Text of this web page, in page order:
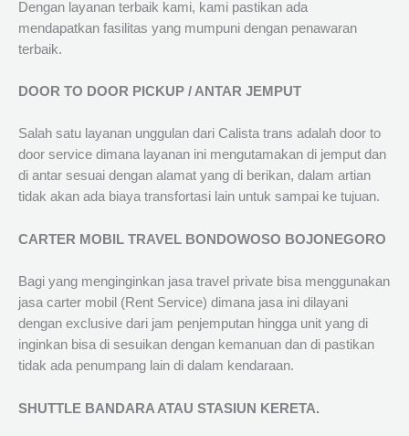
Dengan layanan terbaik kami, kami pastikan ada
mendapatkan fasilitas yang mumpuni dengan penawaran
terbaik.
DOOR TO DOOR PICKUP / ANTAR JEMPUT
Salah satu layanan unggulan dari Calista trans adalah door to
door service dimana layanan ini mengutamakan di jemput dan
di antar sesuai dengan alamat yang di berikan, dalam artian
tidak akan ada biaya transfortasi lain untuk sampai ke tujuan.
CARTER MOBIL TRAVEL BONDOWOSO BOJONEGORO
Bagi yang menginginkan jasa travel private bisa menggunakan
jasa carter mobil (Rent Service) dimana jasa ini dilayani
dengan exclusive dari jam penjemputan hingga unit yang di
inginkan bisa di sesuikan dengan kemanuan dan di pastikan
tidak ada penumpang lain di dalam kendaraan.
SHUTTLE BANDARA ATAU STASIUN KERETA.